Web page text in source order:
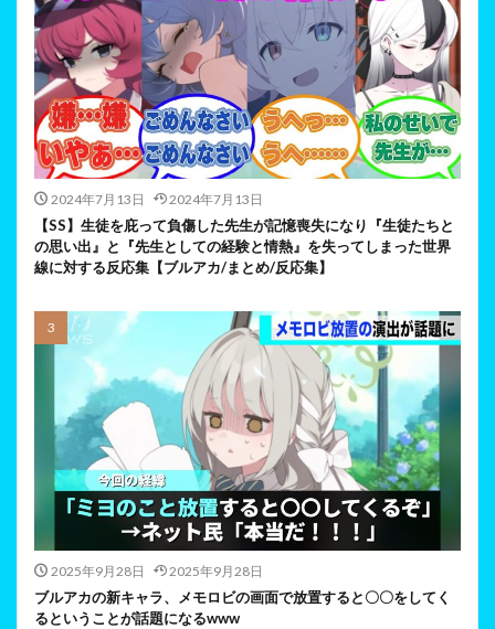
2024年7月13日 2024年7月13日
【SS】生徒を庇って負傷した先生が記憶喪失になり『生徒たちと
の思い出』と『先生としての経験と情熱』を失ってしまった世界
線に対する反応集【ブルアカ/まとめ/反応集】
2025年9月28日 2025年9月28日
ブルアカの新キャラ、メモロビの画面で放置すると〇〇をしてく
るということが話題になるwww